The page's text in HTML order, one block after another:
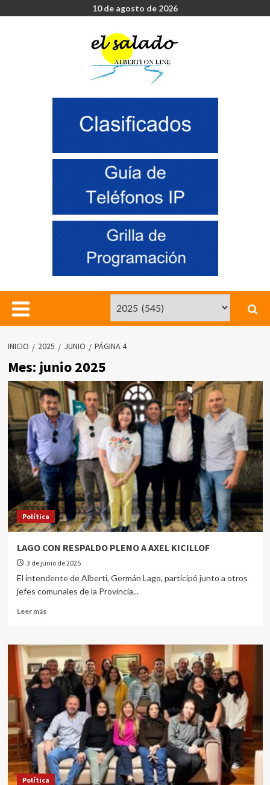
10 de agosto de 2026
INICIO 2025 JUNIO PÁGINA 4
Mes: junio 2025
Política
LAGO CON RESPALDO PLENO A AXEL KICILLOF
3 de junio de 2025
El intendente de Alberti, Germán Lago, participó junto a otros
jefes comunales de la Provincia...
Leer más
Política